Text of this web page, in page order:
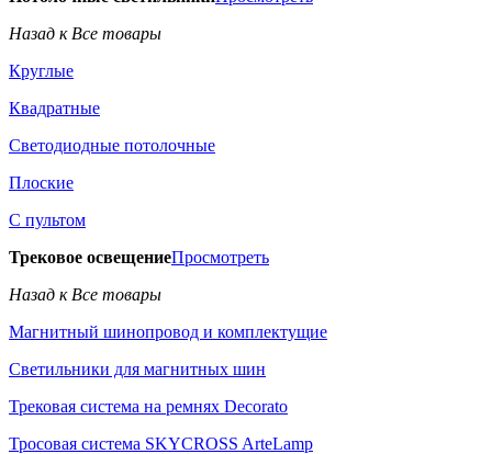
Назад к Все товары
Круглые
Квадратные
Светодиодные потолочные
Плоские
С пультом
Трековое освещениеПросмотреть
Назад к Все товары
Магнитный шинопровод и комплектущие
Светильники для магнитных шин
Трековая система на ремнях Decorato
Тросовая система SKYCROSS ArteLamp